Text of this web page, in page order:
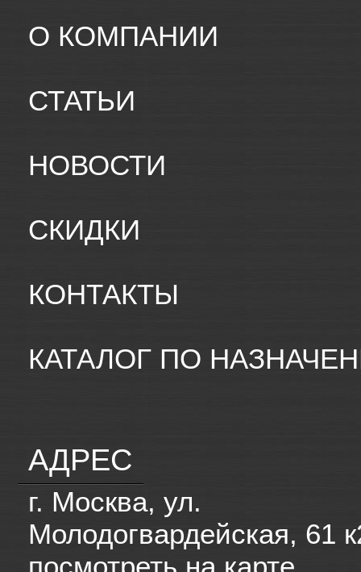
О КОМПАНИИ
СТАТЬИ
НОВОСТИ
СКИДКИ
КОНТАКТЫ
КАТАЛОГ ПО
АДРЕС
г. Москва, ул.
Молодогвардейская, 61